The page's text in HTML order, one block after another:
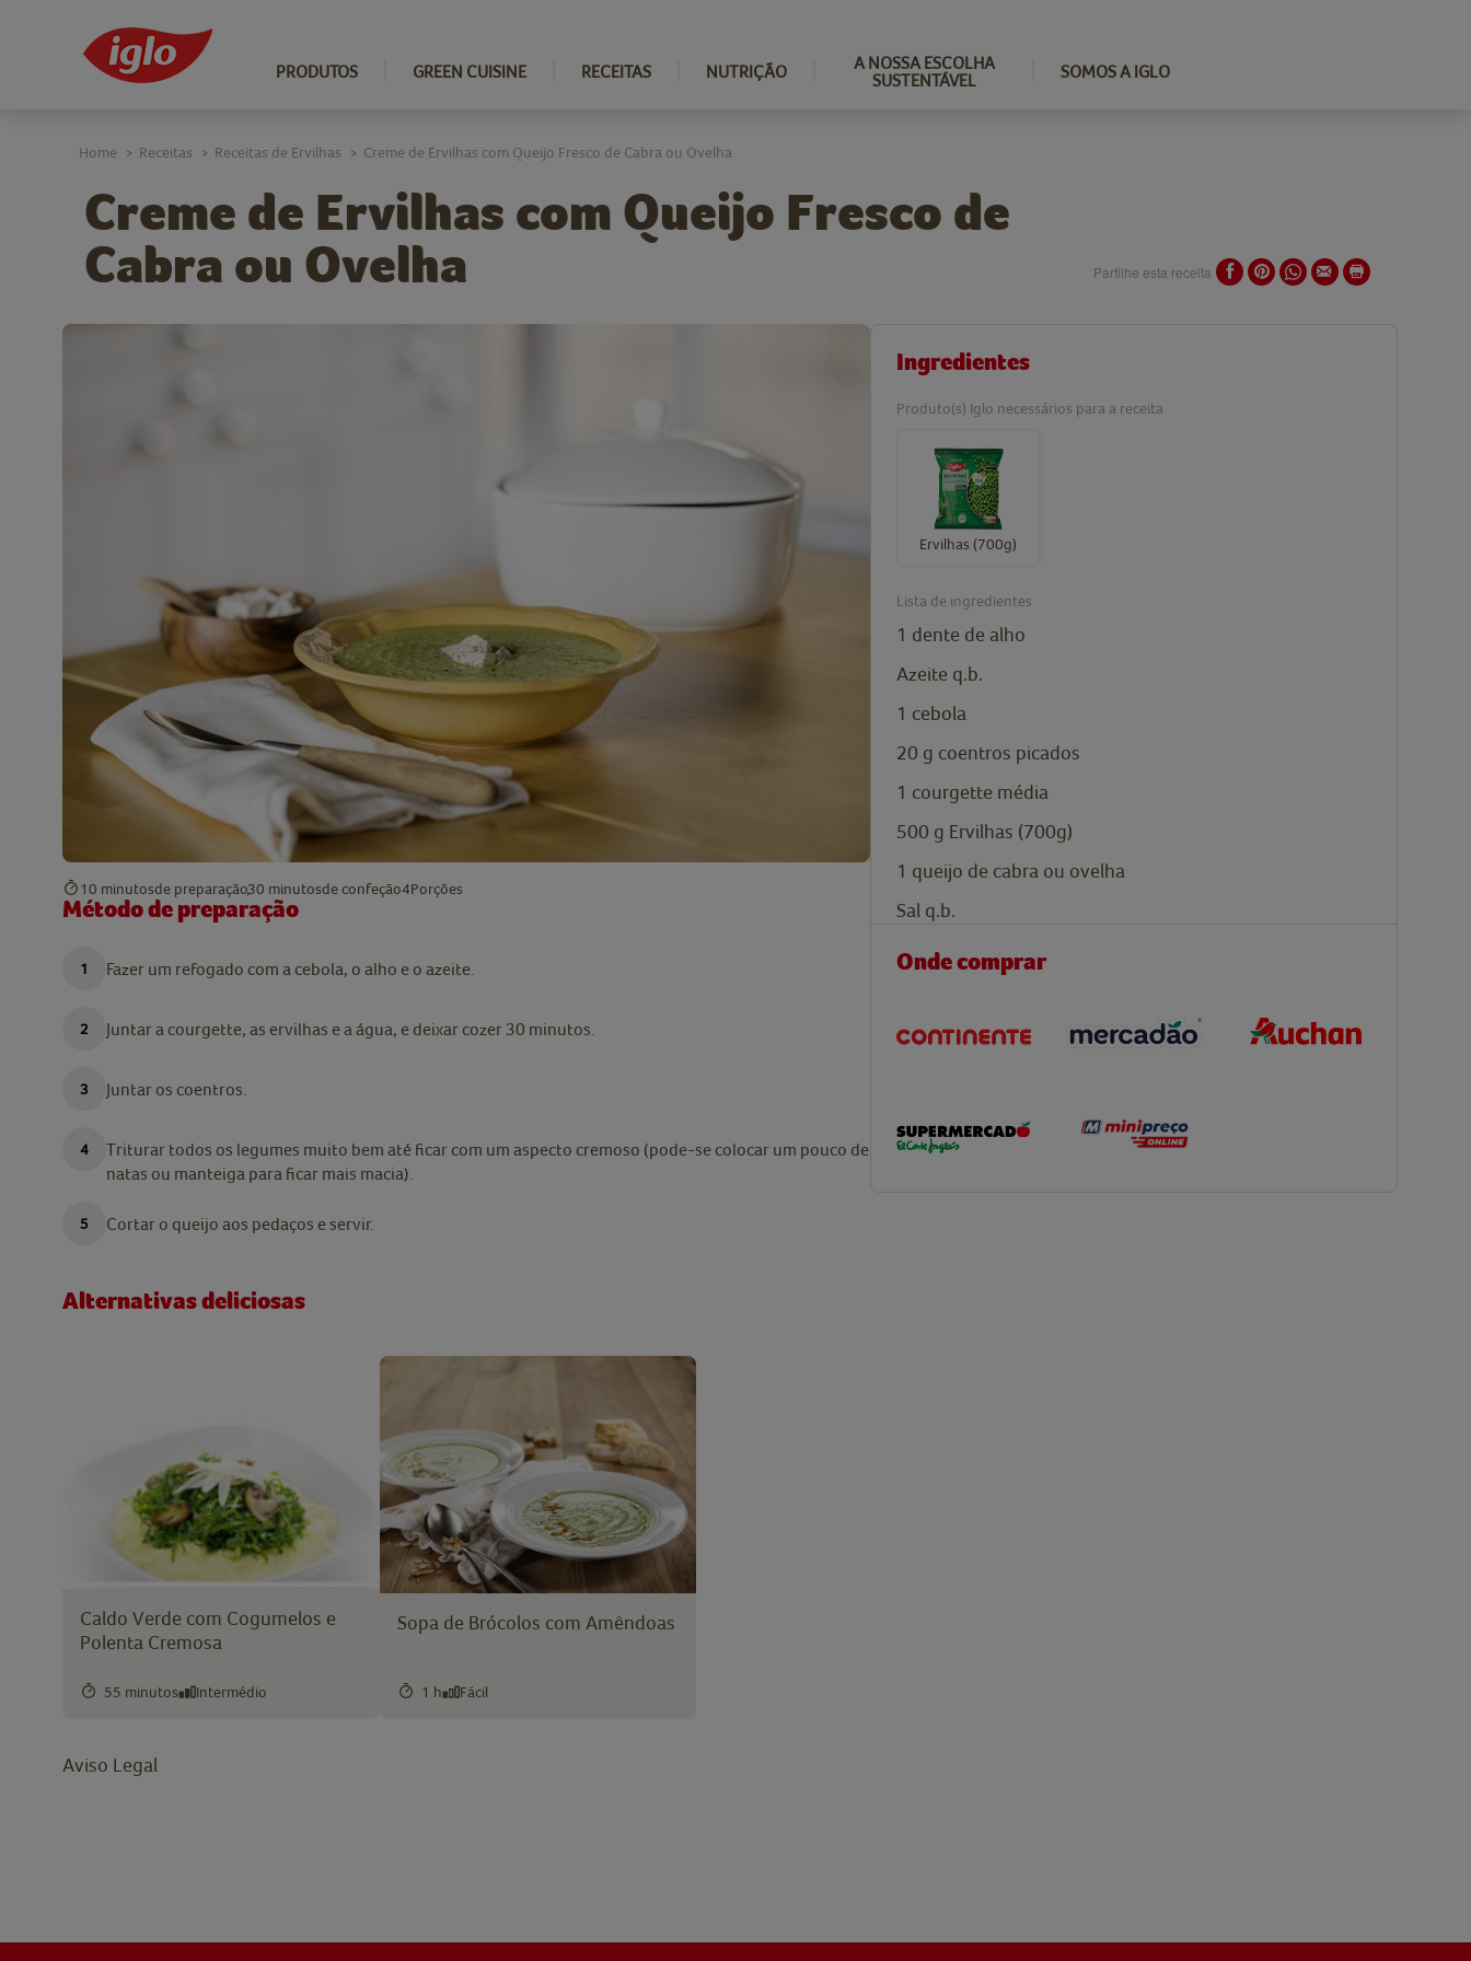
PRODUTOS GREEN CUISINE RECEITAS NUTRIÇÃO
A NOSSA ESCOLHA
SUSTENTÁVEL
SOMOS A IGLO
Creme de Ervilhas com Queijo Fresco de
Cabra ou Ovelha
Partilhe esta receita
Home > Receitas > Receitas de Ervilhas > Creme de Ervilhas com Queijo Fresco de Cabra ou Ovelha
10 minutosde preparação30 minutosde confeção4Porções
Método de preparação
Fazer um refogado com a cebola, o alho e o azeite.
Juntar a courgette, as ervilhas e a água, e deixar cozer 30 minutos.
Juntar os coentros.
Triturar todos os legumes muito bem até ficar com um aspecto cremoso (pode-se colocar um pouco de
natas ou manteiga para ficar mais macia).
Cortar o queijo aos pedaços e servir.
Ingredientes
Produto(s) Iglo necessários para a receita
Ervilhas (700g)
Lista de ingredientes
1 dente de alho
Azeite q.b.
1 cebola
20 g coentros picados
1 courgette média
500 g Ervilhas (700g)
1 queijo de cabra ou ovelha
Sal q.b.
Onde comprar
Alternativas deliciosas
Caldo Verde com Cogumelos e
Polenta Cremosa
55 minutos Intermédio
Sopa de Brócolos com Amêndoas
1 h Fácil
Aviso Legal